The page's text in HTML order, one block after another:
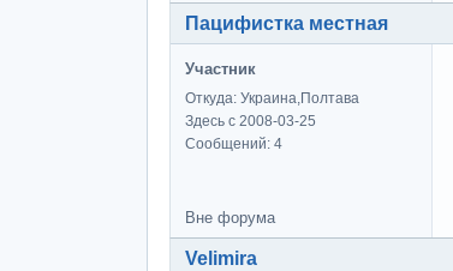
Пацифистка местная
Участник
Откуда: Украина,Полтава
Здесь с 2008-03-25
Сообщений: 4
Вне форума
Velimira